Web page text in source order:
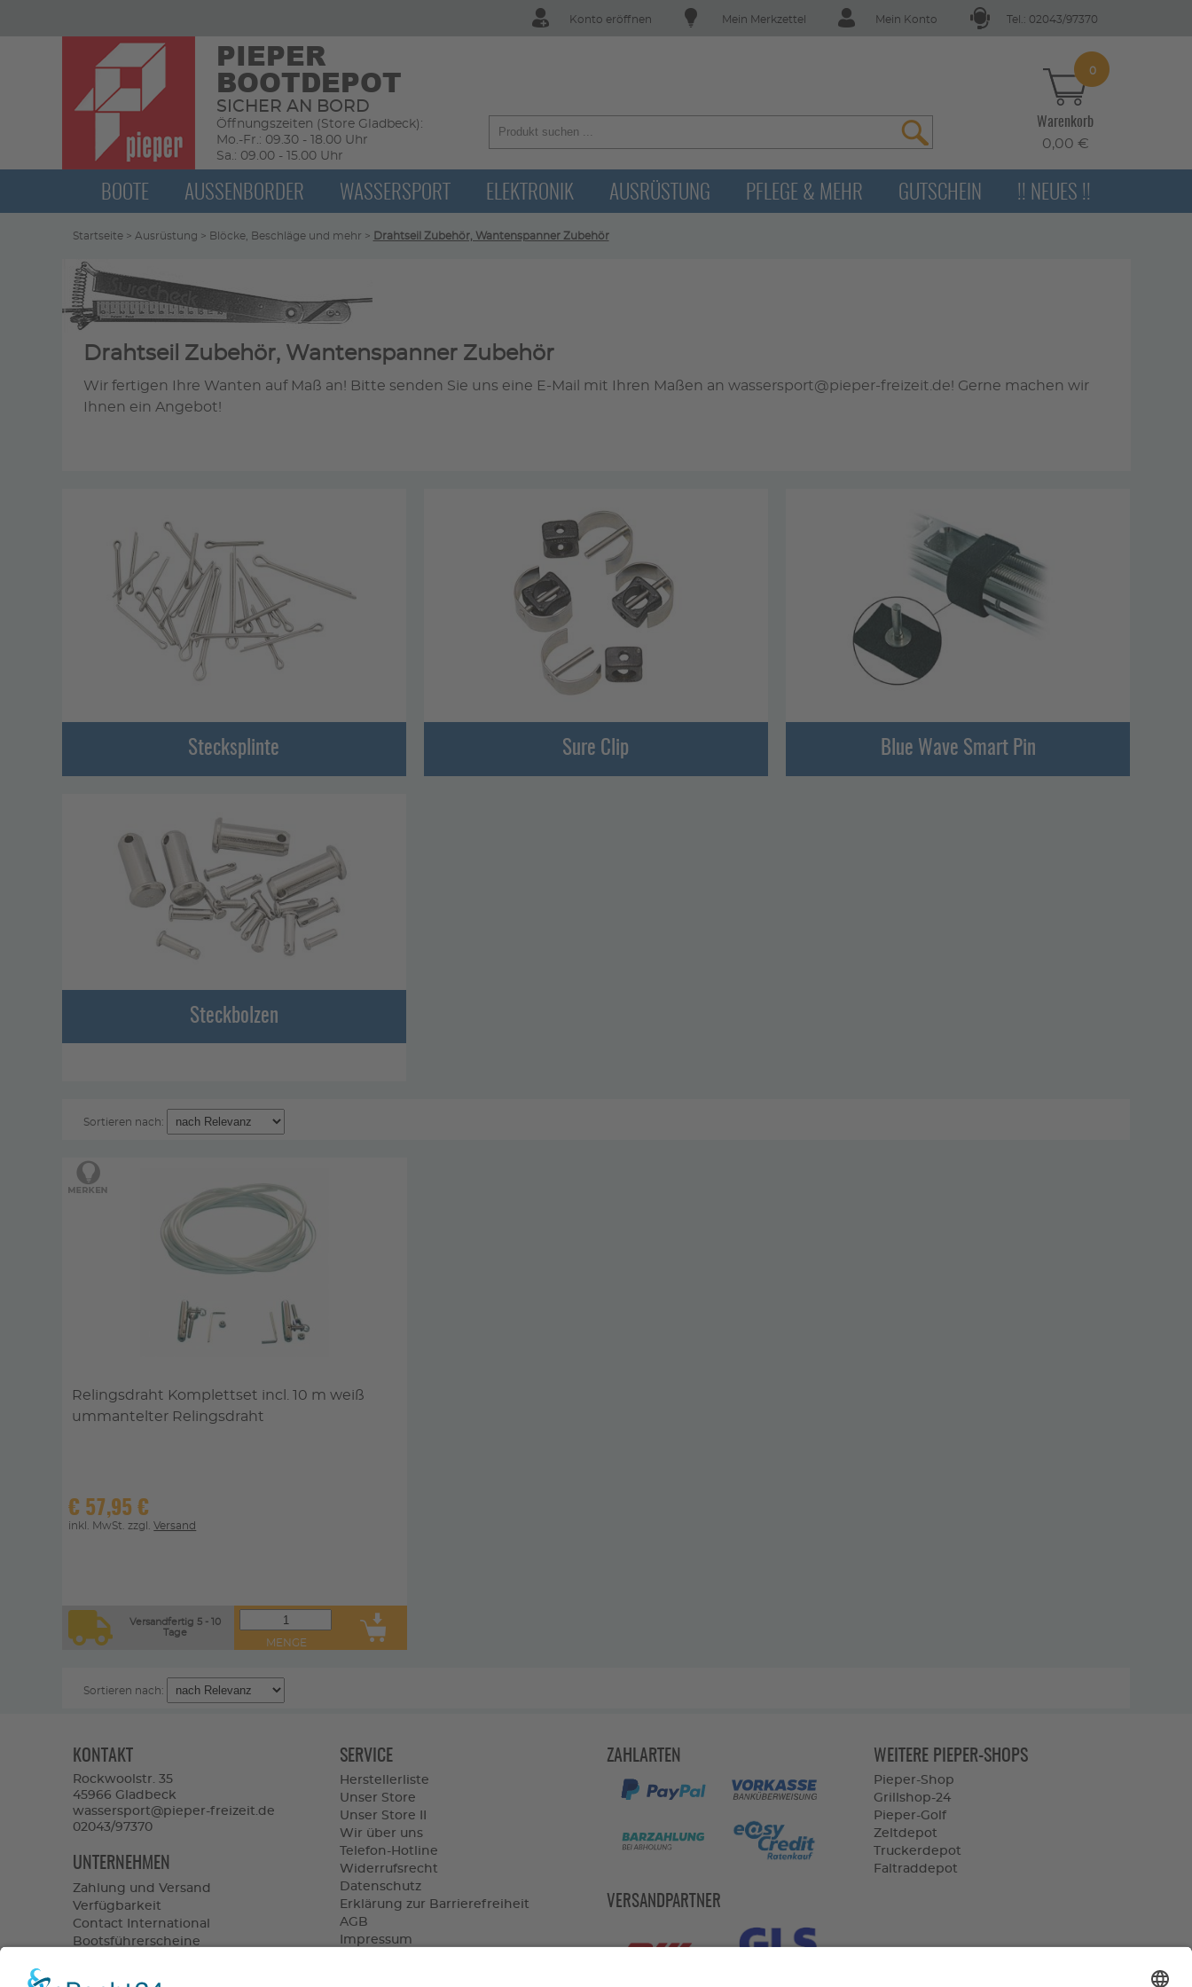
Tel.: 02043/97370
Mein Konto
Mein Merkzettel
Konto eröffnen
PIEPER
BOOTDEPOT
SICHER AN BORD
Öffnungszeiten (Store Gladbeck):
Mo.-Fr.: 09.30 - 18.00 Uhr
Sa.: 09.00 - 15.00 Uhr
0
Warenkorb
0,00 €
BOOTE AUSSENBORDER WASSERSPORT ELEKTRONIK AUSRÜSTUNG PFLEGE & MEHR GUTSCHEIN !! NEUES !!
Startseite> Ausrüstung > Blöcke, Beschläge und mehr > Drahtseil Zubehör, Wantenspanner Zubehör
Drahtseil Zubehör, Wantenspanner Zubehör
Wir fertigen Ihre Wanten auf Maß an! Bitte senden Sie uns eine E-Mail mit Ihren Maßen an wassersport@pieper-freizeit.de! Gerne machen wir
Ihnen ein Angebot!
Stecksplinte Sure Clip Blue Wave Smart Pin
Steckbolzen
Sortieren nach:
Relingsdraht Komplettset incl. 10 m weiß
ummantelter Relingsdraht
€ 57,95 €
inkl. MwSt. zzgl.Versand
Versandfertig 5 - 10
Tage
MENGE
Sortieren nach:
KONTAKT
Rockwoolstr. 35
45966 Gladbeck
wassersport@pieper-freizeit.de
02043/97370
UNTERNEHMEN
Zahlung und Versand
Verfügbarkeit
Contact International
Bootsführerscheine
SERVICE
Herstellerliste
Unser Store
Unser Store II
Wir über uns
Telefon-Hotline
Widerrufsrecht
Datenschutz
Erklärung zur Barrierefreiheit
AGB
Impressum
ZAHLARTEN
VERSANDPARTNER
WEITERE PIEPER-SHOPS
Pieper-Shop
Grillshop-24
Pieper-Golf
Zeltdepot
Truckerdepot
Faltraddepot